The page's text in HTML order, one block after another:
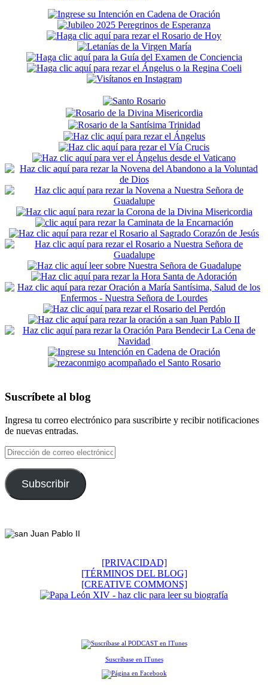
Secondary
Sidebar
Suscríbete al blog
Ingresa tu correo electrónico para suscribirte y recibir notificaciones
de nuevas entradas.
Dirección
de
correo
electrónico
Subscribir
[PRIVACIDAD]
[TÉRMINOS DEL BLOG]
[CREATIVE COMMONS]
Suscríbase en ITunes